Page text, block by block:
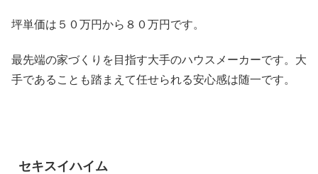
坪単価は５０万円から８０万円です。
最先端の家づくりを目指す大手のハウスメーカーです。大
手であることも踏まえて任せられる安心感は随一です。
セキスイハイム